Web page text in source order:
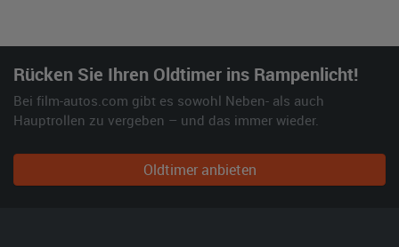
Rücken Sie Ihren Oldtimer ins Rampenlicht!
Bei film-autos.com gibt es sowohl Neben- als auch
Hauptrollen zu vergeben – und das immer wieder.
Oldtimer anbieten